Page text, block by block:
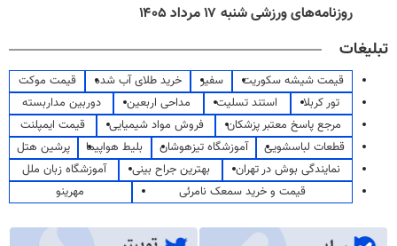
روزنامه‌های ورزشی شنبه ۱۷ مرداد ۱۴۰۵
تبلیغات
قیمت شیشه سکوریت سفیر خرید طلای آب شده
قیمت موکت
تور کربلا
استند تسلیت مداحی اربعین
دوربین مداربسته
مرجع پاسخ معتبر پزشکان
فروش مواد شیمیایی
قیمت ایمپلنت
قطعات لباسشویی
آموزشگاه تیزهوشان بلیط هواپیما
پرشین هتل
نمایندگی بوش در تهران
بهترین جراح بینی
آموزشگاه زبان ملل
قیمت و خرید سمعک نامرئی
مهرینو